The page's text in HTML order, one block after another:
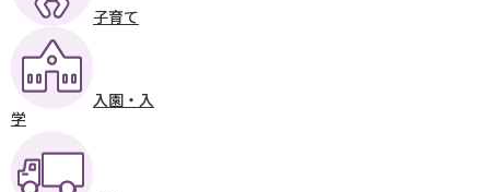
子育て
入園・入
学